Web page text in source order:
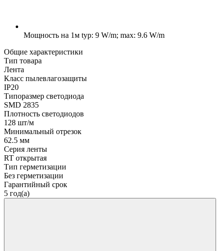
Мощность на 1м typ: 9 W/m; max: 9.6 W/m
Общие характеристики
Тип товара
Лента
Класс пылевлагозащиты
IP20
Типоразмер светодиода
SMD 2835
Плотность светодиодов
128 шт/м
Минимальный отрезок
62.5 мм
Серия ленты
RT открытая
Тип герметизации
Без герметизации
Гарантийный срок
5 год(а)